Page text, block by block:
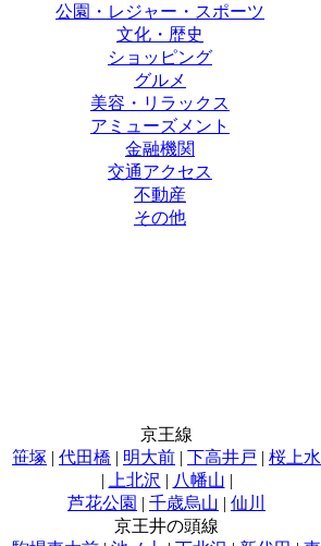
公園・レジャー・スポーツ
文化・歴史
ショッピング
グルメ
美容・リラックス
アミューズメント
金融機関
交通アクセス
不動産
その他
京王線
笹塚 | 代田橋 | 明大前 | 下高井戸 | 桜上水
|
上北沢 | 八幡山 |
芦花公園 | 千歳烏山 | 仙川
京王井の頭線